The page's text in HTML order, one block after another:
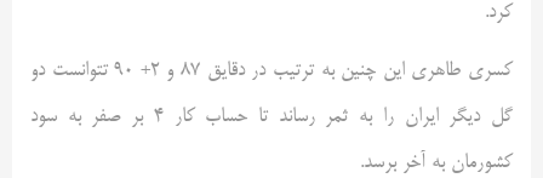
کرد.
کسری طاهری این چنین به ترتیب در دقایق ۸۷ و ۲+ ۹۰ تتوانست دو
گل دیگر ایران را به ثمر رساند تا حساب کار ۴ بر صفر به سود
کشورمان به آخر برسد.